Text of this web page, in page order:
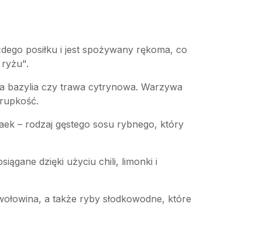
posiłku i jest spożywany rękoma, co
ryżu".
bazylia czy trawa cytrynowa. Warzywa
– rodzaj gęstego sosu rybnego, który
dzięki użyciu chili, limonki i
a także ryby słodkowodne, które